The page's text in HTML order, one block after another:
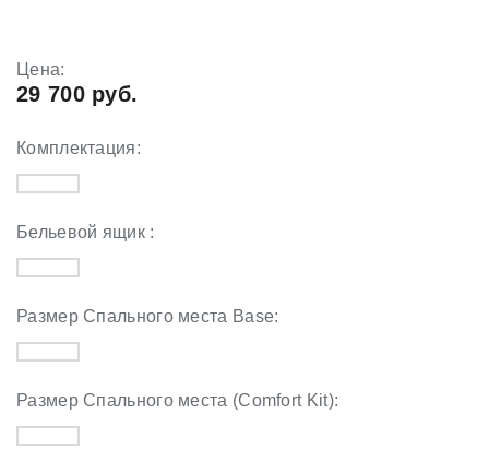
Цена:
29 700 руб.
Комплектация:
Бельевой ящик :
Размер Спального места Base:
Размер Спального места (Comfort Kit):